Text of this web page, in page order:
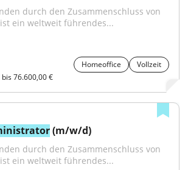
durch den Zusammenschluss von
ein weltweit führendes...
Homeoffice
Vollzeit
76.600,00 €
(m/w/d)
durch den Zusammenschluss von
ein weltweit führendes...